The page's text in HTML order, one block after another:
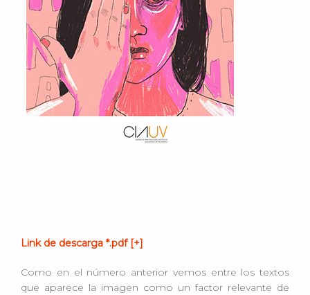
Link de descarga *.pdf [+]
Como en el número anterior vemos entre los textos
que aparece la imagen como un factor relevante de